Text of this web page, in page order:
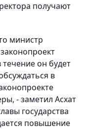
получают
министр
течение он будет
в
- заметил Асхат
государства
повышение